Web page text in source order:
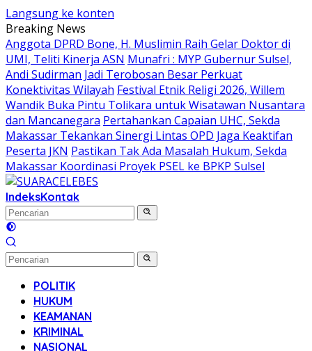
Langsung ke konten
Breaking News
Anggota DPRD Bone, H. Muslimin Raih Gelar Doktor di
UMI, Teliti Kinerja ASN Munafri : MYP Gubernur Sulsel,
Andi Sudirman Jadi Terobosan Besar Perkuat
Konektivitas Wilayah Festival Etnik Religi 2026, Willem
Wandik Buka Pintu Tolikara untuk Wisatawan Nusantara
dan Mancanegara Pertahankan Capaian UHC, Sekda
Makassar Tekankan Sinergi Lintas OPD Jaga Keaktifan
Peserta JKN Pastikan Tak Ada Masalah Hukum, Sekda
Makassar Koordinasi Proyek PSEL ke BPKP Sulsel
IndeksKontak
POLITIK
HUKUM
KEAMANAN
KRIMINAL
NASIONAL